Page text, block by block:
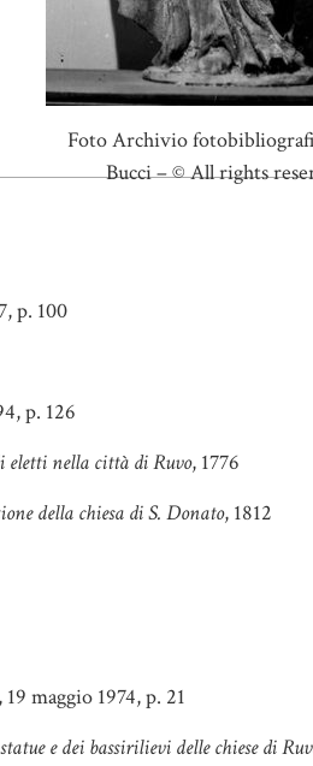
Foto Archivio
Bucci – © All rights
p. 100
p. 126
eletti nella città di Ruvo, 1776
della chiesa di S. Donato, 1812
19 maggio 1974, p. 21
e dei bassirilievi delle chiese di